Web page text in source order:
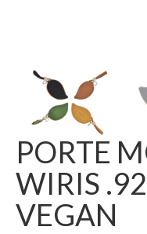
BLOUSON
CHEMISE
POLO
PORTE
WIRIS
VEGAN